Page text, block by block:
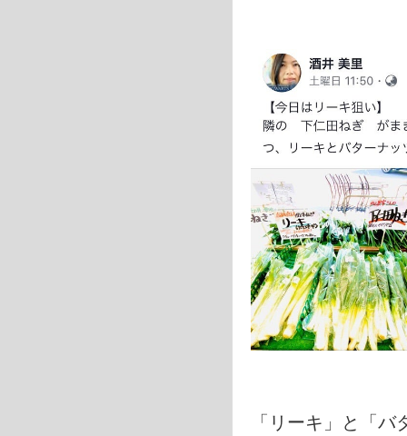
「リーキ」と「バ